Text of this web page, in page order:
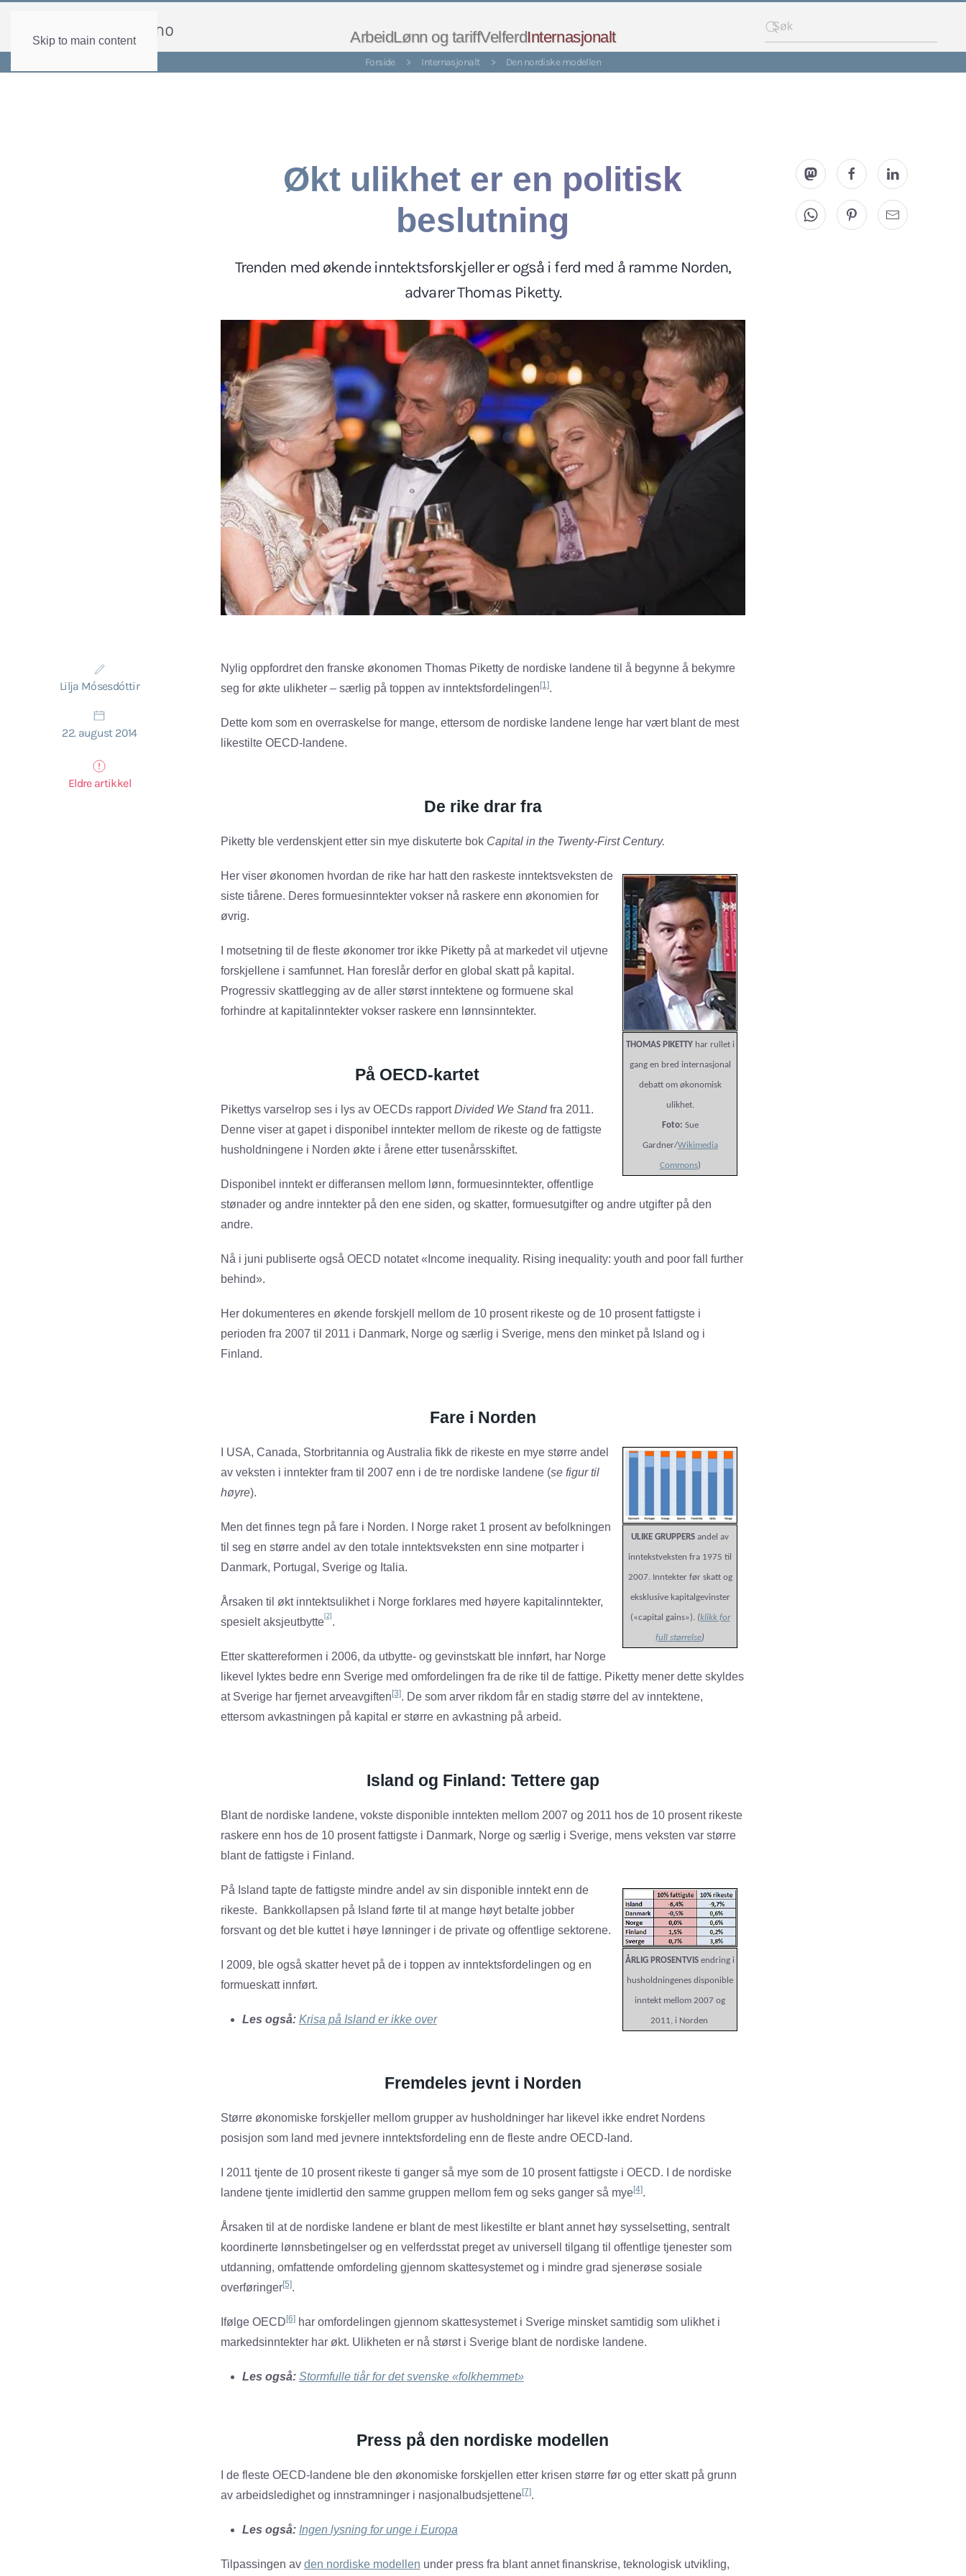
Skip to main content ArbeidLønn og tariffVelferdInternasjonalt
Forside > Internasjonalt > Den nordiske modellen
Økt ulikhet er en politisk
beslutning
Trenden med økende inntektsforskjeller er også i ferd med å ramme Norden,
advarer Thomas Piketty.
Lilja Mósesdóttir
22. august 2014
Eldre artikkel
Nylig oppfordret den franske økonomen Thomas Piketty de nordiske landene til å begynne å bekymre
seg for økte ulikheter – særlig på toppen av inntektsfordelingen[1].
Dette kom som en overraskelse for mange, ettersom de nordiske landene lenge har vært blant de mest
likestilte OECD-landene.
De rike drar fra
Piketty ble verdenskjent etter sin mye diskuterte bok Capital in the Twenty-First Century.
THOMAS PIKETTYhar rullet i
gang en bred internasjonal
debatt om økonomisk
ulikhet.
Foto: Sue
Gardner/Wikimedia
Commons)
Her viser økonomen hvordan de rike har hatt den raskeste inntektsveksten de
siste tiårene. Deres formuesinntekter vokser nå raskere enn økonomien for
øvrig.
I motsetning til de fleste økonomer tror ikke Piketty på at markedet vil utjevne
forskjellene i samfunnet. Han foreslår derfor en global skatt på kapital.
Progressiv skattlegging av de aller størst inntektene og formuene skal
forhindre at kapitalinntekter vokser raskere enn lønnsinntekter.
På OECD-kartet
Pikettys varselrop ses i lys av OECDs rapportDivided We Standfra 2011.
Denne viser at gapet i disponibel inntekter mellom de rikeste og de fattigste
husholdningene i Norden økte i årene etter tusenårsskiftet.
Disponibel inntekt er differansen mellom lønn, formuesinntekter, offentlige
stønader og andre inntekter på den ene siden, og skatter, formuesutgifter og andre utgifter på den
andre.
Nå i juni publiserte også OECD notatet «Income inequality. Rising inequality: youth and poor fall further
behind».
Her dokumenteres en økende forskjell mellom de 10 prosent rikeste og de 10 prosent fattigste i
perioden fra 2007 til 2011 i Danmark, Norge og særlig i Sverige, mens den minket på Island og i
Finland.
Fare i Norden
ULIKE GRUPPERS andel av
inntekstveksten fra 1975 til
2007. Inntekter før skatt og
eksklusive kapitalgevinster
(«capital gains»). (klikk for
full størrelse)
I USA, Canada, Storbritannia og Australia fikk de rikeste en mye større andel
av veksten i inntekter fram til 2007 enn i de tre nordiske landene (se figur til
høyre).
Men det finnes tegn på fare i Norden. I Norge raket 1 prosent av befolkningen
til seg en større andel av den totale inntektsveksten enn sine motparter i
Danmark, Portugal, Sverige og Italia.
Årsaken til økt inntektsulikhet i Norge forklares med høyere kapitalinntekter,
spesielt aksjeutbytte[2] .
Etter skattereformen i 2006, da utbytte- og gevinstskatt ble innført, har Norge
likevel lyktes bedre enn Sverige med omfordelingen fra de rike til de fattige. Piketty mener dette skyldes
at Sverige har fjernet arveavgiften[3]. De som arver rikdom får en stadig større del av inntektene,
ettersom avkastningen på kapital er større en avkastning på arbeid.
Island og Finland: Tettere gap
Blant de nordiske landene, vokste disponible inntekten mellom 2007 og 2011 hos de 10 prosent rikeste
raskere enn hos de 10 prosent fattigste i Danmark, Norge og særlig i Sverige, mens veksten var større
blant de fattigste i Finland.
ÅRLIG PROSENTVIS endring i
husholdningenes disponible
inntekt mellom 2007 og
2011, i Norden
På Island tapte de fattigste mindre andel av sin disponible inntekt enn de
rikeste. Bankkollapsen på Island førte til at mange høyt betalte jobber
forsvant og det ble kuttet i høye lønninger i de private og offentlige sektorene.
I 2009, ble også skatter hevet på de i toppen av inntektsfordelingen og en
formueskatt innført.
Les også: Krisa på Island er ikke over
Fremdeles jevnt i Norden
Større økonomiske forskjeller mellom grupper av husholdninger har likevel ikke endret Nordens
posisjon som land med jevnere inntektsfordeling enn de fleste andre OECD-land.
I 2011 tjente de 10 prosent rikeste ti ganger så mye som de 10 prosent fattigste i OECD. I de nordiske
landene tjente imidlertid den samme gruppen mellom fem og seks ganger så mye[4].
Årsaken til at de nordiske landene er blant de mest likestilte er blant annet høy sysselsetting, sentralt
koordinerte lønnsbetingelser og en velferdsstat preget av universell tilgang til offentlige tjenester som
utdanning, omfattende omfordeling gjennom skattesystemet og i mindre grad sjenerøse sosiale
overføringer[5].
Ifølge OECD[6]har omfordelingen gjennom skattesystemet i Sverige minsket samtidig som ulikhet i
markedsinntekter har økt. Ulikheten er nå størst i Sverige blant de nordiske landene.
Les også: Stormfulle tiår for det svenske «folkhemmet»
Press på den nordiske modellen
I de fleste OECD-landene ble den økonomiske forskjellen etter krisen større før og etter skatt på grunn
av arbeidsledighet og innstramninger i nasjonalbudsjettene[7].
Les også: Ingen lysning for unge i Europa
Tilpassingen av den nordiske modellen under press fra blant annet finanskrise, teknologisk utvikling,